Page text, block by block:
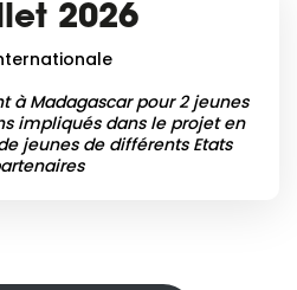
2026
à Madagascar pour 2 jeunes
impliqués dans le projet en
jeunes de différents Etats